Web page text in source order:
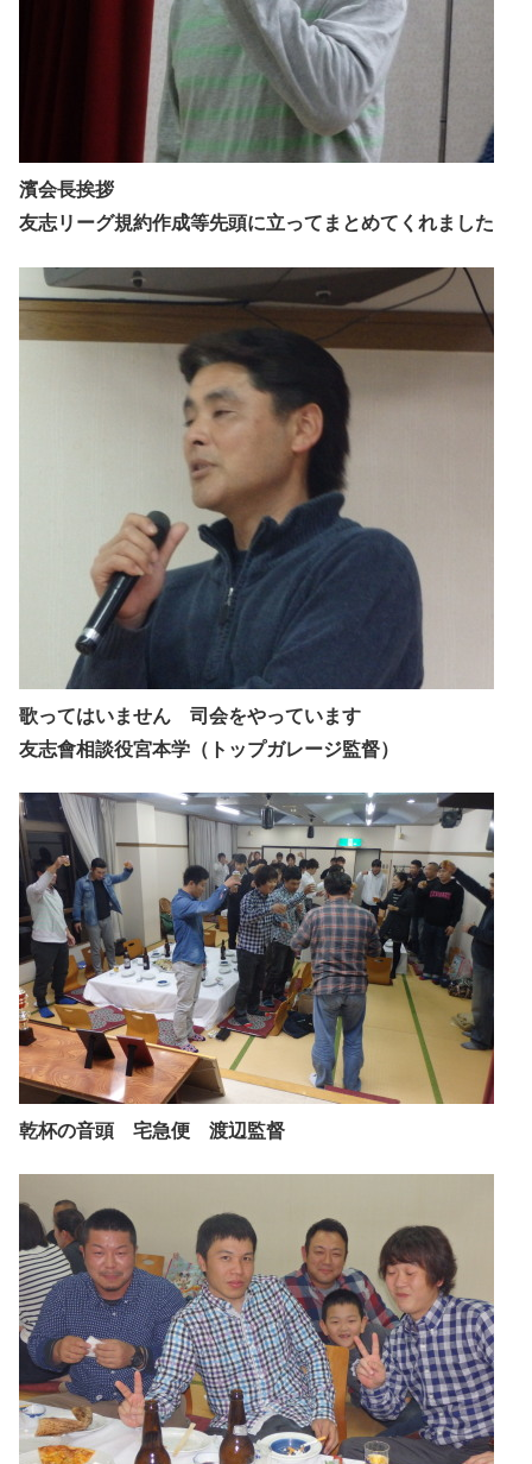
濱会長挨拶
友志リーグ規約作成等先頭に立ってまとめてくれました
歌ってはいません 司会をやっています
友志會相談役宮本学（トップガレージ監督）
乾杯の音頭 宅急便 渡辺監督